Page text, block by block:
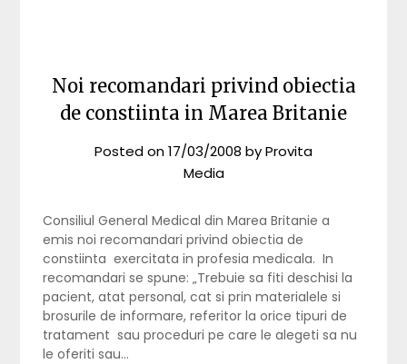
Noi recomandari privind obiectia
de constiinta in Marea Britanie
Posted on17/03/2008 byProvita
Media
Consiliul General Medical din Marea Britanie a
emis noi recomandari privind obiectia de
constiinta exercitata in profesia medicala. In
recomandari se spune: „Trebuie sa fiti deschisi la
pacient, atat personal, cat si prin materialele si
brosurile de informare, referitor la orice tipuri de
tratament sau proceduri pe care le alegeti sa nu
le oferiti sau…